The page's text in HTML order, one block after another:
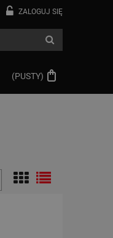
ZALOGUJ SIĘ
(PUSTY)